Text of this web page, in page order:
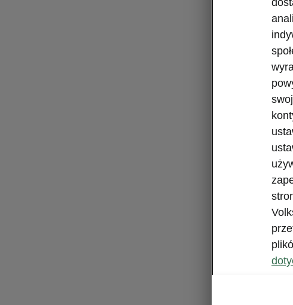
Škoda
Travel
Travel Assist
sobą, aby
Po aktywacji
prędkość do
innych
długich tras,
wcześniej